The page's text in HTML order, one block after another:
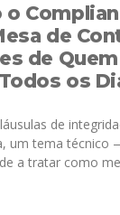
o
de
de
os
de
um tema técnico
a tratar como